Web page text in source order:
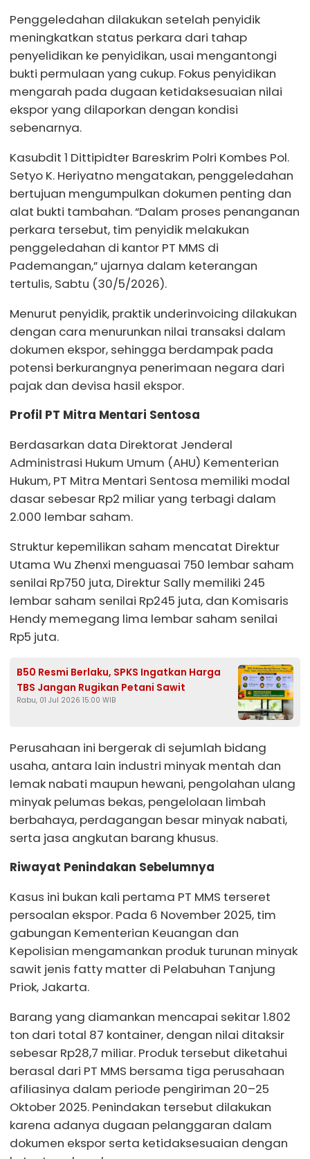
Penggeledahan dilakukan setelah penyidik
meningkatkan status perkara dari tahap
penyelidikan ke penyidikan, usai mengantongi
bukti permulaan yang cukup. Fokus penyidikan
mengarah pada dugaan ketidaksesuaian nilai
ekspor yang dilaporkan dengan kondisi
sebenarnya.
Kasubdit 1 Dittipidter Bareskrim Polri Kombes Pol.
Setyo K. Heriyatno mengatakan, penggeledahan
bertujuan mengumpulkan dokumen penting dan
alat bukti tambahan. “Dalam proses penanganan
perkara tersebut, tim penyidik melakukan
penggeledahan di kantor PT MMS di
Pademangan,” ujarnya dalam keterangan
tertulis, Sabtu (30/5/2026).
Menurut penyidik, praktik underinvoicing dilakukan
dengan cara menurunkan nilai transaksi dalam
dokumen ekspor, sehingga berdampak pada
potensi berkurangnya penerimaan negara dari
pajak dan devisa hasil ekspor.
Profil PT Mitra Mentari Sentosa
Berdasarkan data Direktorat Jenderal
Administrasi Hukum Umum (AHU) Kementerian
Hukum, PT Mitra Mentari Sentosa memiliki modal
dasar sebesar Rp2 miliar yang terbagi dalam
2.000 lembar saham.
Struktur kepemilikan saham mencatat Direktur
Utama Wu Zhenxi menguasai 750 lembar saham
senilai Rp750 juta, Direktur Sally memiliki 245
lembar saham senilai Rp245 juta, dan Komisaris
Hendy memegang lima lembar saham senilai
Rp5 juta.
B50 Resmi Berlaku, SPKS Ingatkan Harga
TBS Jangan Rugikan Petani Sawit
Rabu, 01 Jul 2026 15:00 WIB
Perusahaan ini bergerak di sejumlah bidang
usaha, antara lain industri minyak mentah dan
lemak nabati maupun hewani, pengolahan ulang
minyak pelumas bekas, pengelolaan limbah
berbahaya, perdagangan besar minyak nabati,
serta jasa angkutan barang khusus.
Riwayat Penindakan Sebelumnya
Kasus ini bukan kali pertama PT MMS terseret
persoalan ekspor. Pada 6 November 2025, tim
gabungan Kementerian Keuangan dan
Kepolisian mengamankan produk turunan minyak
sawit jenis fatty matter di Pelabuhan Tanjung
Priok, Jakarta.
Barang yang diamankan mencapai sekitar 1.802
ton dari total 87 kontainer, dengan nilai ditaksir
sebesar Rp28,7 miliar. Produk tersebut diketahui
berasal dari PT MMS bersama tiga perusahaan
afiliasinya dalam periode pengiriman 20–25
Oktober 2025. Penindakan tersebut dilakukan
karena adanya dugaan pelanggaran dalam
dokumen ekspor serta ketidaksesuaian dengan